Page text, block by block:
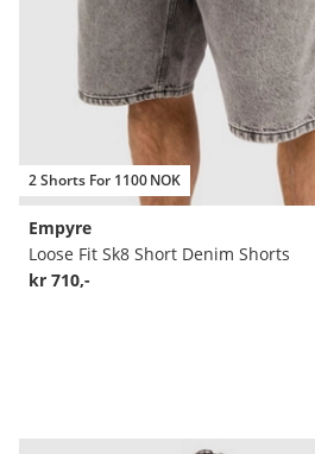
2 Shorts For 1100 NOK
Empyre
Loose Fit Sk8 Short Denim Shorts
kr 710,-